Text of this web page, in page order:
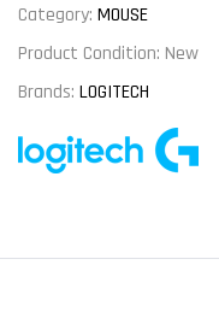
Category: MOUSE
Product Condition: New
Brands: LOGITECH